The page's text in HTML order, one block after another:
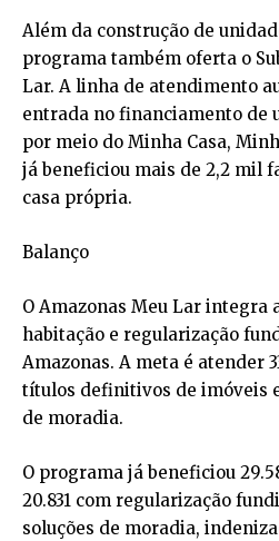
Além da construção de
programa também oferta o
Lar. A linha de atendimento
entrada no financiamento de
por meio do Minha Casa,
já beneficiou mais de 2,2 mil
casa própria.
Balanço
O Amazonas Meu Lar integra
habitação e regularização
Amazonas. A meta é atender
títulos definitivos de imóveis
de moradia.
O programa já beneficiou
20.831 com regularização
soluções de moradia,